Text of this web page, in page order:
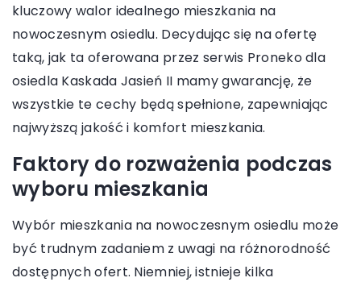
kluczowy walor idealnego mieszkania na
nowoczesnym osiedlu. Decydując się na ofertę
taką, jak ta oferowana przez serwis Proneko dla
osiedla Kaskada Jasień II mamy gwarancję, że
wszystkie te cechy będą spełnione, zapewniając
najwyższą jakość i komfort mieszkania.
Faktory do rozważenia podczas
wyboru mieszkania
Wybór mieszkania na nowoczesnym osiedlu może
być trudnym zadaniem z uwagi na różnorodność
dostępnych ofert. Niemniej, istnieje kilka